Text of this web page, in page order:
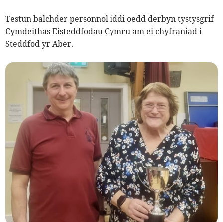
Testun balchder personnol iddi oedd derbyn tystysgrif
Cymdeithas Eisteddfodau Cymru am ei chyfraniad i
Steddfod yr Aber.